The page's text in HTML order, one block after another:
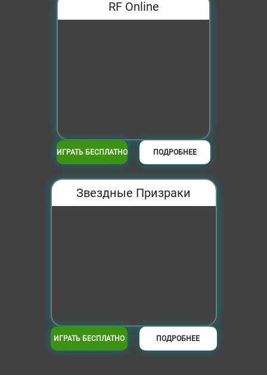
RF Online
ИГРАТЬ БЕСПЛАТНО ПОДРОБНЕЕ
Звездные Призраки
ИГРАТЬ БЕСПЛАТНО ПОДРОБНЕЕ